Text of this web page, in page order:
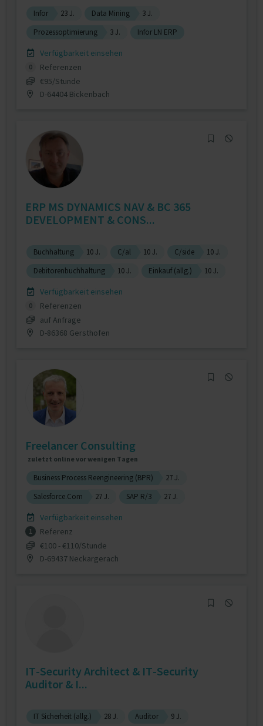
Infor 23 J. Data Mining
3 J.
Prozessoptimierung
3 J. Infor LN ERP
Verfügbarkeit einsehen
0
Referenzen
€95/Stunde
D-64404 Bickenbach
ERP MS DYNAMICS NAV & BC 365
DEVELOPMENT & CONS...
Buchhaltung 10 J. C/al 10 J. C/side
10 J.
Debitorenbuchhaltung
10 J. Einkauf (allg.) 10 J.
Verfügbarkeit einsehen
0
Referenzen
auf Anfrage
D-86368 Gersthofen
Freelancer Consulting
zuletzt online vor wenigen Tagen
Business Process Reengineering (BPR)
27 J.
Salesforce.Com
27 J. SAP R/3 27 J.
Verfügbarkeit einsehen
1
Referenz
€100 - €110/Stunde
D-69437 Neckargerach
IT-Security Architect & IT-Security
Auditor & I...
IT Sicherheit (allg.) 28 J. Auditor
9 J.